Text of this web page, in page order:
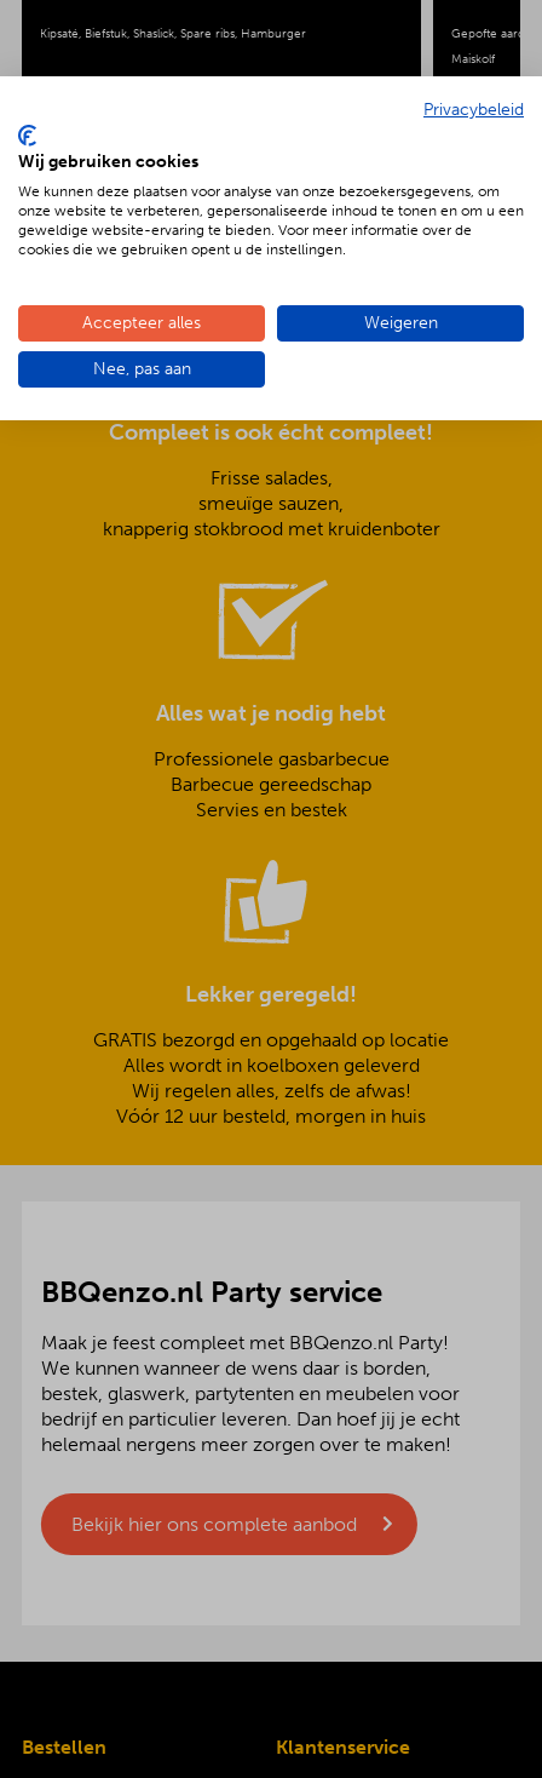
Kipsaté Biefstuk Shaslick Spare ribs Hamburger
Gepofte
Maiskolf
De voordelen van BBQenzo.nl
Compleet is ook écht compleet!
Frisse salades,
smeuïge sauzen,
knapperig stokbrood met kruidenboter
Alles wat je nodig hebt
Professionele gasbarbecue
Barbecue gereedschap
Servies en bestek
Lekker geregeld!
GRATIS bezorgd en opgehaald op locatie
Alles wordt in koelboxen geleverd
Wij regelen alles, zelfs de afwas!
Vóór 12 uur besteld, morgen in huis
BBQenzo.nl Party service
Maak je feest compleet met BBQenzo.nl Party!
We kunnen wanneer de wens daar is borden,
bestek, glaswerk, partytenten en meubelen voor
bedrijf en particulier leveren. Dan hoef jij je echt
helemaal nergens meer zorgen over te maken!
Bekijk hier ons complete aanbod
Bestellen
Klantenservice
Privacybeleid
Wij gebruiken cookies
We kunnen deze plaatsen voor analyse van onze bezoekersgegevens, om
onze website te verbeteren, gepersonaliseerde inhoud te tonen en om u een
geweldige website-ervaring te bieden. Voor meer informatie over de
cookies die we gebruiken opent u de instellingen.
Accepteer alles Weigeren
Nee, pas aan